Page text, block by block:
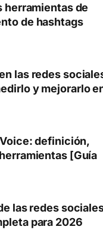
herramientas de
de hashtags
las redes
y mejorarlo
definición,
[Guía
las redes
para 2026